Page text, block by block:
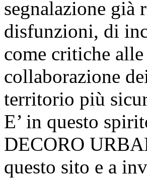
segnalazione già
disfunzioni, di
come critiche
collaborazione
territorio più
E’ in questo
DECORO
questo sito e a